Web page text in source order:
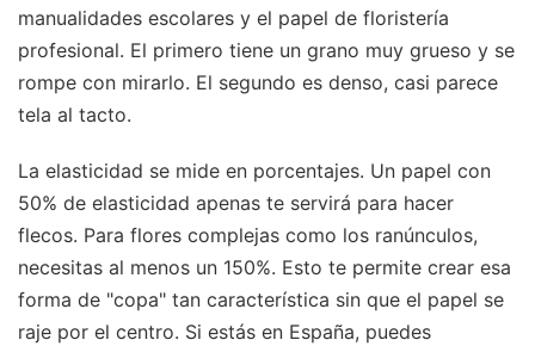
manualidades escolares y el papel de floristería
profesional. El primero tiene un grano muy grueso y se
rompe con mirarlo. El segundo es denso, casi parece
tela al tacto.
La elasticidad se mide en porcentajes. Un papel con
50% de elasticidad apenas te servirá para hacer
flecos. Para flores complejas como los ranúnculos,
necesitas al menos un 150%. Esto te permite crear esa
forma de "copa" tan característica sin que el papel se
raje por el centro. Si estás en España, puedes